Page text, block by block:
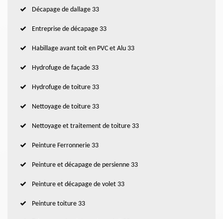
Décapage de dallage 33
Entreprise de décapage 33
Habillage avant toit en PVC et Alu 33
Hydrofuge de façade 33
Hydrofuge de toiture 33
Nettoyage de toiture 33
Nettoyage et traitement de toiture 33
Peinture Ferronnerie 33
Peinture et décapage de persienne 33
Peinture et décapage de volet 33
Peinture toiture 33